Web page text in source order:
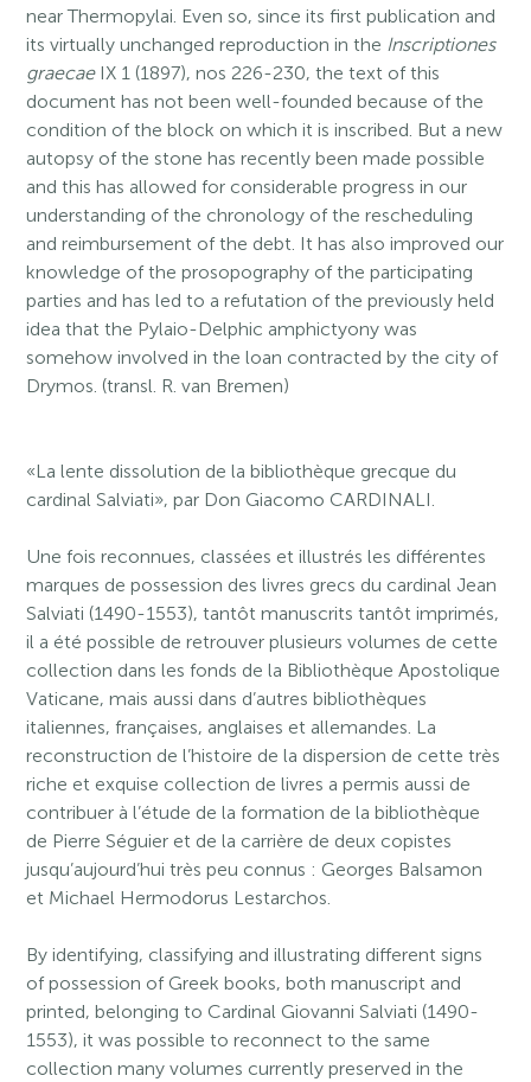
near Thermopylai. Even so, since its first publication and
its virtually unchanged reproduction in the Inscriptiones
graecaeIX 1 (1897), nos 226-230, the text of this
document has not been well-founded because of the
condition of the block on which it is inscribed. But a new
autopsy of the stone has recently been made possible
and this has allowed for considerable progress in our
understanding of the chronology of the rescheduling
and reimbursement of the debt. It has also improved our
knowledge of the prosopography of the participating
parties and has led to a refutation of the previously held
idea that the Pylaio-Delphic amphictyony was
somehow involved in the loan contracted by the city of
Drymos. (transl. R. van Bremen)
«La lente dissolution de la bibliothèque grecque du
cardinal Salviati», par Don Giacomo CARDINALI.
Une fois reconnues, classées et illustrés les différentes
marques de possession des livres grecs du cardinal Jean
Salviati (1490-1553), tantôt manuscrits tantôt imprimés,
il a été possible de retrouver plusieurs volumes de cette
collection dans les fonds de la Bibliothèque Apostolique
Vaticane, mais aussi dans d’autres bibliothèques
italiennes, françaises, anglaises et allemandes. La
reconstruction de l’histoire de la dispersion de cette très
riche et exquise collection de livres a permis aussi de
contribuer à l’étude de la formation de la bibliothèque
de Pierre Séguier et de la carrière de deux copistes
jusqu’aujourd’hui très peu connus : Georges Balsamon
et Michael Hermodorus Lestarchos.
By identifying, classifying and illustrating different signs
of possession of Greek books, both manuscript and
printed, belonging to Cardinal Giovanni Salviati (1490-
1553), it was possible to reconnect to the same
collection many volumes currently preserved in the